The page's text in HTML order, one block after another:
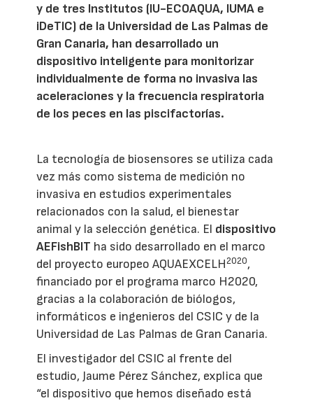
y de tres Institutos (IU-ECOAQUA, IUMA e
iDeTIC) de la Universidad de Las Palmas de
Gran Canaria, han desarrollado un
dispositivo inteligente para monitorizar
individualmente de forma no invasiva las
aceleraciones y la frecuencia respiratoria
de los peces en las piscifactorías.
La tecnología de biosensores se utiliza cada
vez más como sistema de medición no
invasiva en estudios experimentales
relacionados con la salud, el bienestar
animal y la selección genética. El dispositivo
AEFishBIT ha sido desarrollado en el marco
del proyecto europeo AQUAEXCELH2020,
financiado por el programa marco H2020,
gracias a la colaboración de biólogos,
informáticos e ingenieros del CSIC y de la
Universidad de Las Palmas de Gran Canaria.
El investigador del CSIC al frente del
estudio, Jaume Pérez Sánchez, explica que
“el dispositivo que hemos diseñado está